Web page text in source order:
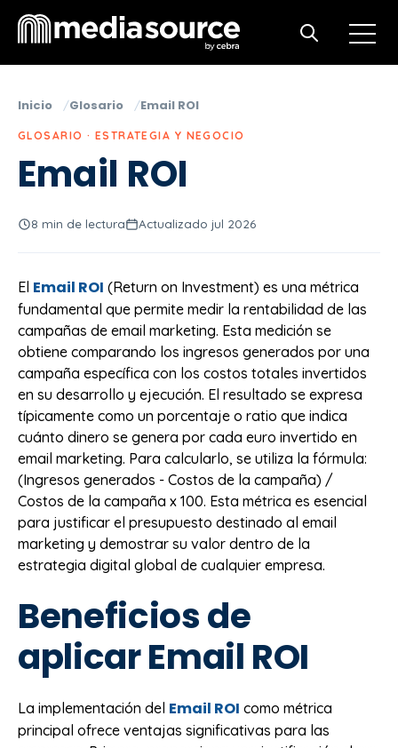
Open
Open search
Inicio Glosario Email ROI
GLOSARIO · ESTRATEGIA Y NEGOCIO
Email ROI
8 min de lectura Actualizado jul 2026
El Email ROI (Return on Investment) es una métrica
fundamental que permite medir la rentabilidad de las
campañas de email marketing. Esta medición se
obtiene comparando los ingresos generados por una
campaña específica con los costos totales invertidos
en su desarrollo y ejecución. El resultado se expresa
típicamente como un porcentaje o ratio que indica
cuánto dinero se genera por cada euro invertido en
email marketing. Para calcularlo, se utiliza la fórmula:
(Ingresos generados - Costos de la campaña) /
Costos de la campaña x 100. Esta métrica es esencial
para justificar el presupuesto destinado al email
marketing y demostrar su valor dentro de la
estrategia digital global de cualquier empresa.
Beneficios de
aplicar Email ROI
La implementación del Email ROI como métrica
principal ofrece ventajas significativas para las